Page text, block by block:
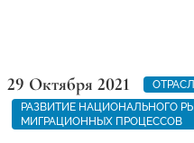
29 Октября 2021
РАЗВИТИЕ НАЦИОНАЛЬНОГО
МИГРАЦИОННЫХ ПРОЦЕССОВ